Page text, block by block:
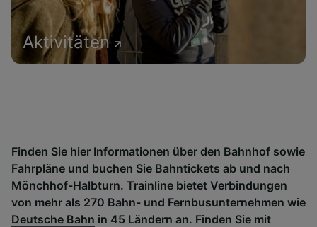
Aktivitäten
Finden Sie hier Informationen über den Bahnhof sowie
Fahrpläne und buchen Sie Bahntickets ab und nach
Mönchhof-Halbturn. Trainline bietet Verbindungen
von mehr als 270 Bahn- und Fernbusunternehmen wie
Deutsche Bahn in 45 Ländern an. Finden Sie mit